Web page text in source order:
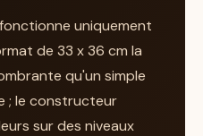
une autre partition :
donc
l'emportez au
relevés chez les
plusieurs
de façon récurrente :
et
uniquement
de 33 x 36 cm la
qu'un simple
; le constructeur
sur des niveaux